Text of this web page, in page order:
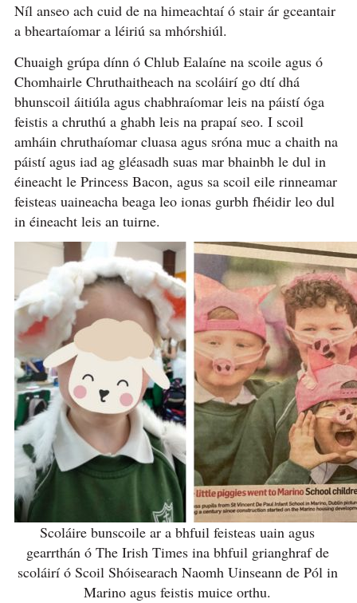
Níl anseo ach cuid de na himeachtaí ó stair ár gceantair
a bheartaíomar a léiriú sa mhórshiúl.
Chuaigh grúpa dínn ó Chlub Ealaíne na scoile agus ó
Chomhairle Chruthaitheach na scoláirí go dtí dhá
bhunscoil áitiúla agus chabhraíomar leis na páistí óga
feistis a chruthú a ghabh leis na prapaí seo. I scoil
amháin chruthaíomar cluasa agus sróna muc a chaith na
páistí agus iad ag gléasadh suas mar bhainbh le dul in
éineacht le Princess Bacon, agus sa scoil eile rinneamar
feisteas uaineacha beaga leo ionas gurbh fhéidir leo dul
in éineacht leis an tuirne.
Scoláire bunscoile ar a bhfuil feisteas uain agus
gearrthán ó The Irish Times ina bhfuil grianghraf de
scoláirí ó Scoil Shóisearach Naomh Uinseann de Pól in
Marino agus feistis muice orthu.